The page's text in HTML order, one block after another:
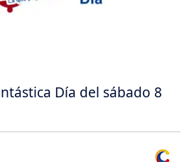
Día del sábado 8